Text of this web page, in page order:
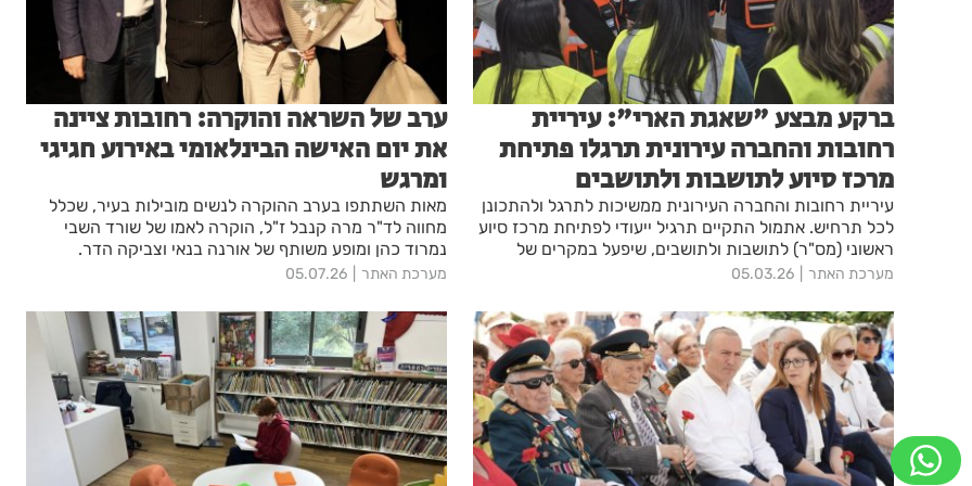
ברקע מבצע "שאגת הארי": עיריית
רחובות והחברה עירונית תרגלו פתיחת
מרכז סיוע לתושבות ולתושבים
עיריית רחובות והחברה העירונית ממשיכות לתרגל ולהתכונן
לכל תרחיש. אתמול התקיים תרגיל ייעודי לפתיחת מרכז סיוע
ראשוני (מס"ר) לתושבות ולתושבים, שיפעל במקרים של
נפילת טיל בעיר ופגיעה בסביבה. התרגיל, שנערך בבית
סיוע רגשי ופינוי לבתי מלון
מערכת האתר 05.03.26
ערב של השראה והוקרה: רחובות ציינה
את יום האישה הבינלאומי באירוע חגיגי
ומרגש
מאות השתתפו בערב ההוקרה לנשים מובילות בעיר, שכלל
מחווה לד"ר מרה קנבל ז"ל, הוקרה לאמו של שורד השבי
נמרוד כהן ומופע משותף של אורנה בנאי וצביקה הדר.
מערכת האתר 05.07.26